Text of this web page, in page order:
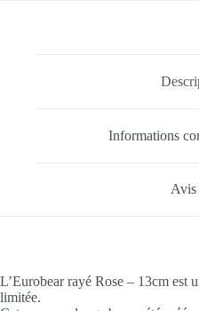
Informations
Avis
L’Eurobear rayé Rose – 13cm est
limitée.